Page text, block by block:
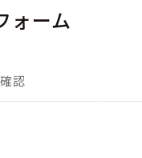
ォーム
認